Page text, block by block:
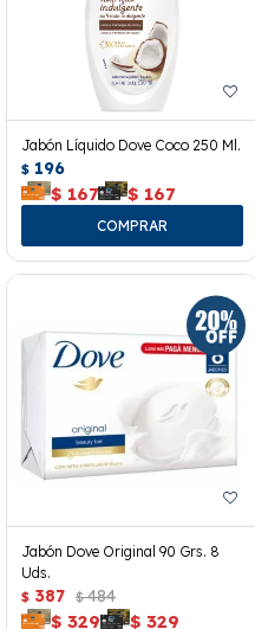
Jabón Líquido Dove Coco 250 Ml.
$ 196
$ 167 $ 167
Jabón Dove Original 90 Grs. 8
Uds.
$ 387 $ 484
$ 329 $ 329